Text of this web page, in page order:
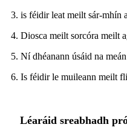
3. is féidir leat meilt sár-mhín
4. Diosca meilt sorcóra meilt
5. Ní dhéanann úsáid na
6. Is féidir le muileann meilt
Léaráid sreabhadh